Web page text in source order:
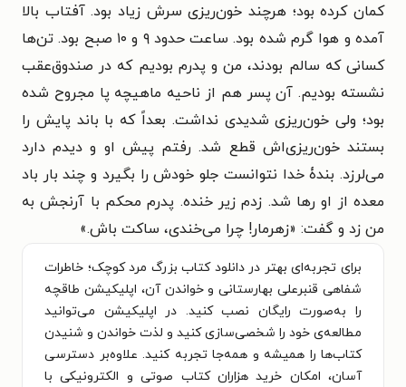
کمان کرده بود؛ هرچند خون‌ریزی سرش زیاد بود. آفتاب بالا
آمده و هوا گرم شده بود. ساعت حدود ۹ و ۱۰ صبح بود. تن‌ها
کسانی که سالم بودند، من و پدرم بودیم که در صندوق‌عقب
نشسته بودیم. آن پسر هم از ناحیه ماهیچه پا مجروح شده
بود؛ ولی خون‌ریزی شدیدی نداشت. بعداً که با باند پایش را
بستند خون‌ریزی‌اش قطع شد. رفتم پیش او و دیدم دارد
می‌لرزد. بندۀ خدا نتوانست جلو خودش را بگیرد و چند بار باد
معده از او رها شد. زدم زیر خنده. پدرم محکم با آرنجش به
من زد و گفت: «زهرمار! چرا می‌خندی، ساکت باش.»
برای تجربه‌ای بهتر در دانلود کتاب بزرگ مرد کوچک؛ خاطرات
ﺷﻔﺎﻫﯽ ﻗﻨﺒﺮعلی ﺑﻬﺎﺭستانی و خواندن آن، اپلیکیشن طاقچه
را به‌صورت رایگان نصب کنید. در اپلیکیشن می‌توانید
مطالعه‌ی خود را شخصی‌سازی کنید و لذت خواندن و شنیدن
کتاب‌ها را همیشه و همه‌جا تجربه کنید. علاوه‌بر دسترسی
آسان، امکان خرید هزاران کتاب صوتی و الکترونیکی با